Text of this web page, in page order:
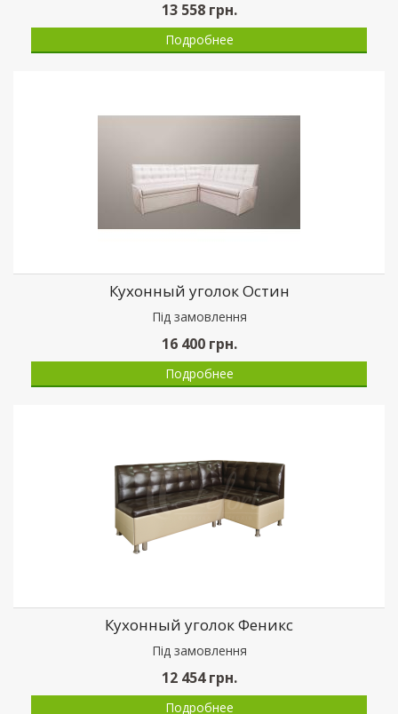
13 558грн.
Подробнее
Кухонный уголок Остин
Пiд замовлення
16 400грн.
Подробнее
Кухонный уголок Феникс
Пiд замовлення
12 454грн.
Подробнее